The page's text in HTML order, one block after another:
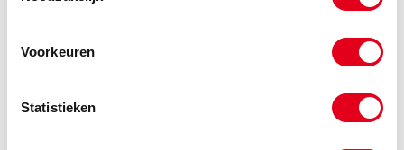
Voorkeuren
Statistieken